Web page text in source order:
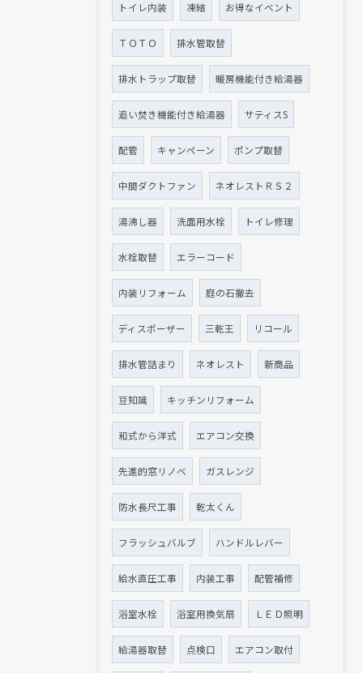
トイレ内装 凍結 お得なイベント
ＴＯＴＯ 排水管取替
排水トラップ取替 暖房機能付き給湯器
追い焚き機能付き給湯器 サティスS
配管 キャンペーン ポンプ取替
中間ダクトファン ネオレストＲＳ２
湯沸し器 洗面用水栓 トイレ修理
水栓取替 エラーコード
内装リフォーム 庭の石撤去
ディスポーザー 三乾王 リコール
排水管詰まり ネオレスト 新商品
豆知識 キッチンリフォーム
和式から洋式 エアコン交換
先進的窓リノベ ガスレンジ
防水長尺工事 乾太くん
フラッシュバルブ ハンドルレバー
給水直圧工事 内装工事 配管補修
浴室水栓 浴室用換気扇 ＬＥＤ照明
給湯器取替 点検口 エアコン取付